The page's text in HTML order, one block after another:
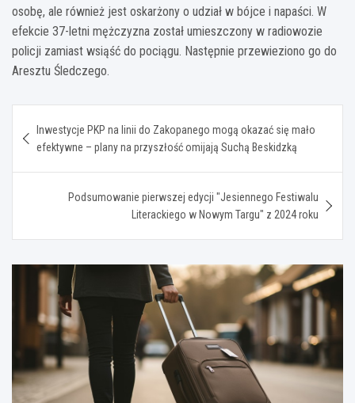
osobę, ale również jest oskarżony o udział w bójce i napaści. W
efekcie 37-letni mężczyzna został umieszczony w radiowozie
policji zamiast wsiąść do pociągu. Następnie przewieziono go do
Aresztu Śledczego.
wpisu
Inwestycje PKP na linii do Zakopanego mogą okazać się mało
efektywne – plany na przyszłość omijają Suchą Beskidzką
Podsumowanie pierwszej edycji "Jesiennego Festiwalu
Literackiego w Nowym Targu" z 2024 roku